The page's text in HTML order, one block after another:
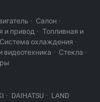
· Салон ·
и привод · Топливная и
Система охлаждения ·
видеотехника · Стекла ·
· DAIHATSU · LAND